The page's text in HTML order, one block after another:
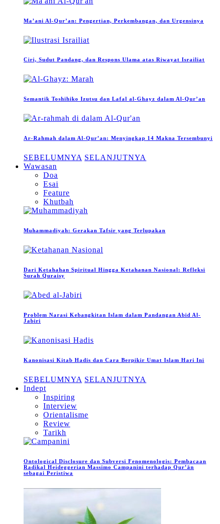
Ma’ani Al-Qur’an: Pengertian, Perkembangan, dan Urgensinya
Ciri, Sudut Pandang, dan Respons Ulama atas Riwayat Israiliat
Semantik Toshihiko Izutsu dan Lafal al-Ghayz dalam Al-Qur’an
Ar-Rahmah dalam Al-Qur’an: Menyingkap 14 Makna Tersembunyi
SEBELUMNYA SELANJUTNYA
Wawasan
Doa
Esai
Feature
Khutbah
Muhammadiyah: Gerakan Tafsir yang Terlupakan
Dari Ketahahan Spiritual Hingga Ketahanan Nasional: Refleksi
Surah Quraisy
Problem Narasi Kebangkitan Islam dalam Pandangan Abid Al-
Jabiri
Kanonisasi Kitab Hadis dan Cara Berpikir Umat Islam Hari Ini
SEBELUMNYA SELANJUTNYA
Indept
Inspiring
Interview
Orientalisme
Review
Tarikh
Ontological Disclosure dan Subversi Fenomenologis: Pembacaan
Radikal Heideggerian Massimo Campanini terhadap Qur’ān
sebagai Peristiwa